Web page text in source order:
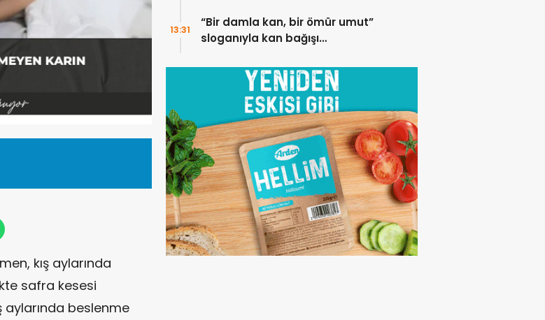
kış aylarında
safra kesesi
aylarında beslenme
“Bir damla kan, bir ömür umut”
sloganıyla kan bağışı
13:31